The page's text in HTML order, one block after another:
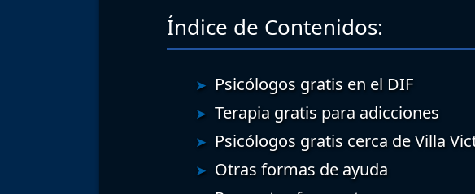
Índice de Contenidos:
Psicólogos gratis en el DIF
Terapia gratis para adicciones
Psicólogos gratis cerca de Villa
Otras formas de ayuda